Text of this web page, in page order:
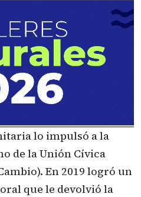
lo impulsó a la
de la Unión Cívica
En 2019 logró un
que le devolvió la